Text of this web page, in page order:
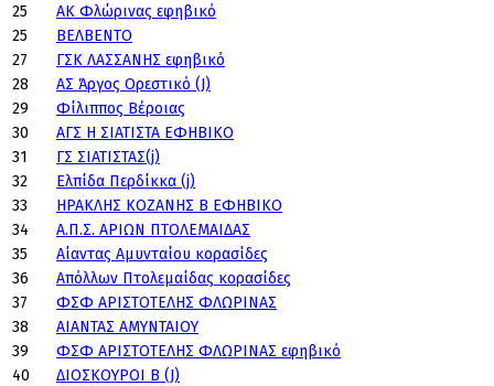
25
ΑΚ Φλώρινας εφηβικό
25
ΒΕΛΒΕΝΤΟ
27
ΓΣΚ ΛΑΣΣΑΝΗΣ εφηβικό
28
ΑΣ Άργος Ορεστικό (J)
29
Φίλιππος Βέροιας
30
ΑΓΣ Η ΣΙΑΤΙΣΤΑ ΕΦΗΒΙΚΟ
31
ΓΣ ΣΙΑΤΙΣΤΑΣ(j)
32
Ελπίδα Περδίκκα (j)
33
ΗΡΑΚΛΗΣ ΚΟΖΑΝΗΣ Β ΕΦΗΒΙΚΟ
34
Α.Π.Σ. ΑΡΙΩΝ ΠΤΟΛΕΜΑΙΔΑΣ
35
Αίαντας Αμυνταίου κορασίδες
36
Απόλλων Πτολεμαίδας κορασίδες
37
ΦΣΦ ΑΡΙΣΤΟΤΕΛΗΣ ΦΛΩΡΙΝΑΣ
38
ΑΙΑΝΤΑΣ ΑΜΥΝΤΑΙΟΥ
39
ΦΣΦ ΑΡΙΣΤΟΤΕΛΗΣ ΦΛΩΡΙΝΑΣ εφηβικό
40
ΔΙΟΣΚΟΥΡΟΙ Β (J)